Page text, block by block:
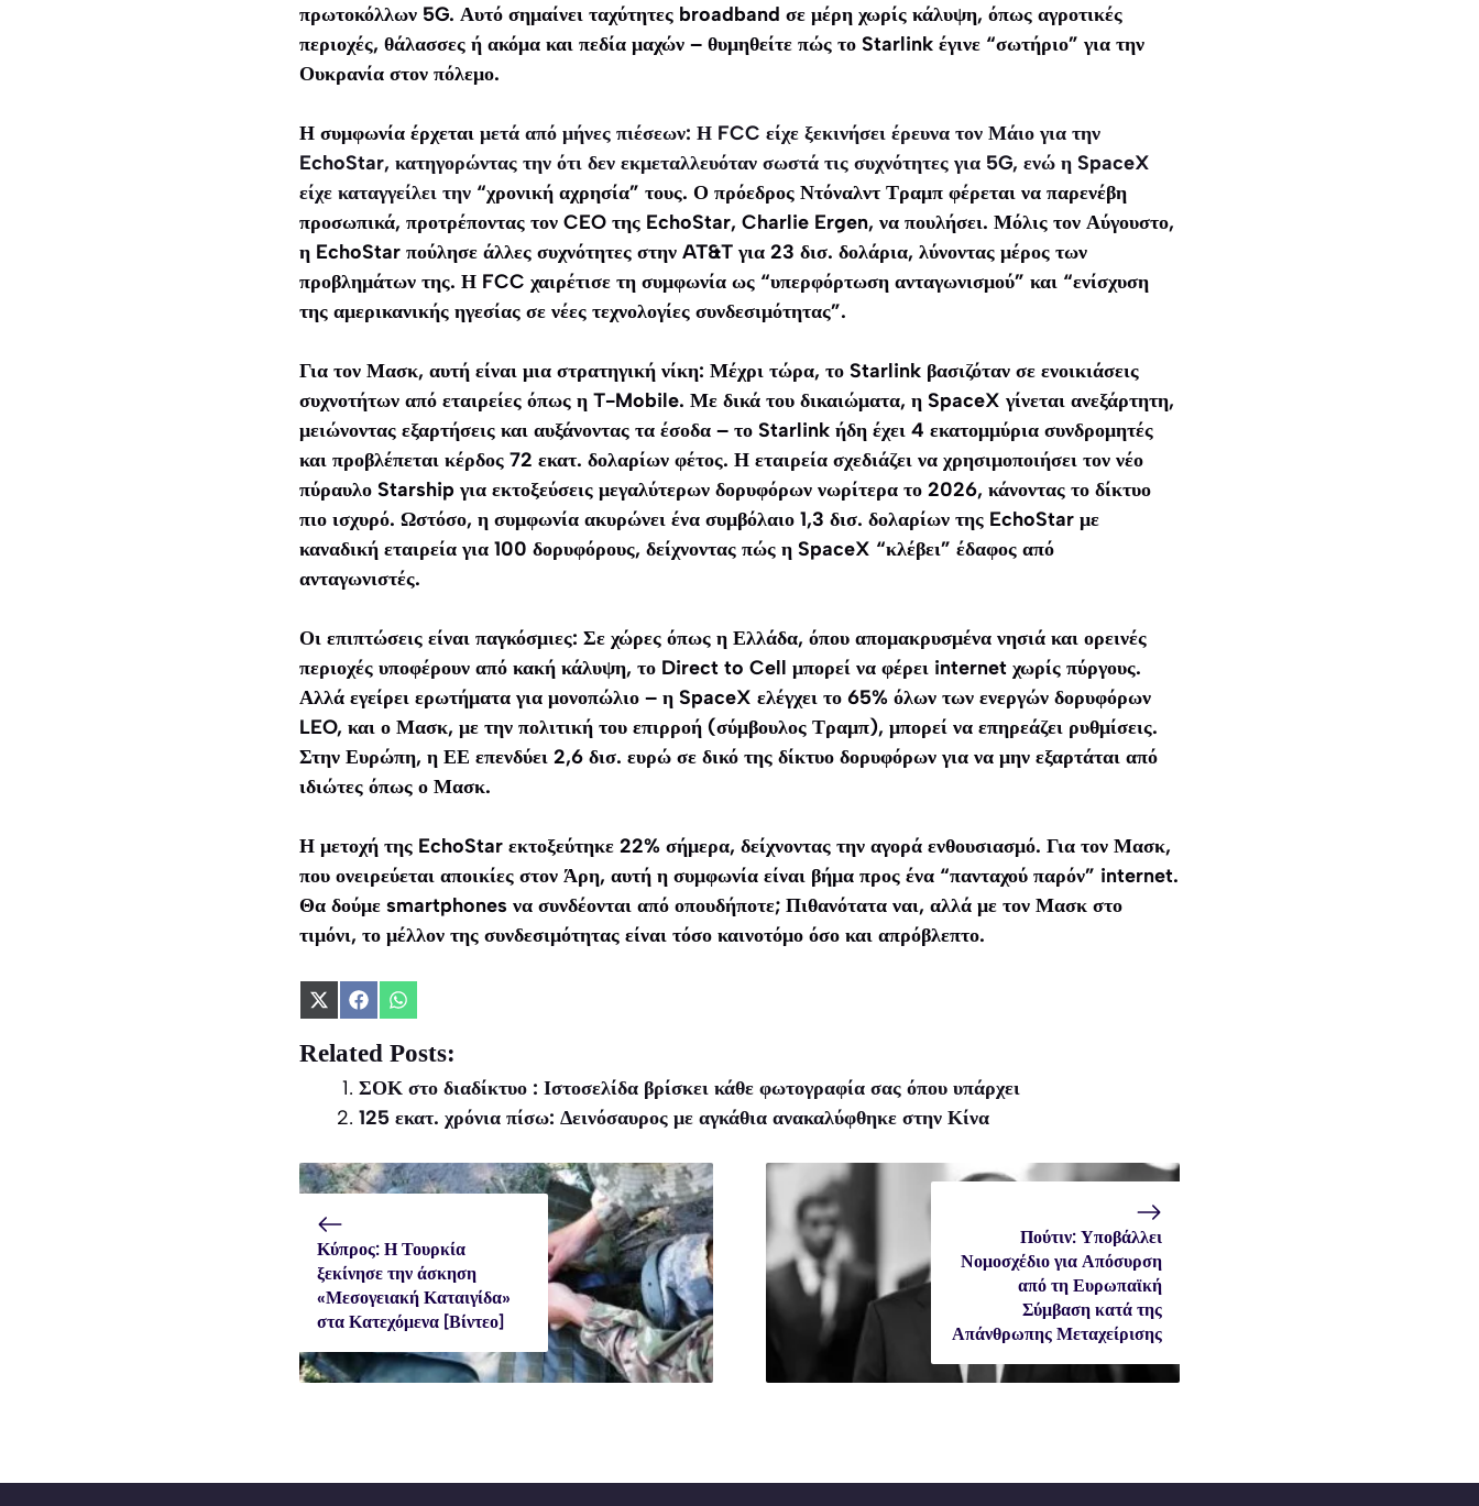
πρωτοκόλλων 5G. Αυτό σημαίνει ταχύτητες broadband σε μέρη χωρίς κάλυψη, όπως αγροτικές
περιοχές, θάλασσες ή ακόμα και πεδία μαχών – θυμηθείτε πώς το Starlink έγινε “σωτήριο” για την
Ουκρανία στον πόλεμο.
Η συμφωνία έρχεται μετά από μήνες πιέσεων: Η FCC είχε ξεκινήσει έρευνα τον Μάιο για την
EchoStar, κατηγορώντας την ότι δεν εκμεταλλευόταν σωστά τις συχνότητες για 5G, ενώ η SpaceX
είχε καταγγείλει την “χρονική αχρησία” τους. Ο πρόεδρος Ντόναλντ Τραμπ φέρεται να παρενέβη
προσωπικά, προτρέποντας τον CEO της EchoStar, Charlie Ergen, να πουλήσει. Μόλις τον Αύγουστο,
η EchoStar πούλησε άλλες συχνότητες στην AT&T για 23 δισ. δολάρια, λύνοντας μέρος των
προβλημάτων της. Η FCC χαιρέτισε τη συμφωνία ως “υπερφόρτωση ανταγωνισμού” και “ενίσχυση
της αμερικανικής ηγεσίας σε νέες τεχνολογίες συνδεσιμότητας”.
Για τον Μασκ, αυτή είναι μια στρατηγική νίκη: Μέχρι τώρα, το Starlink βασιζόταν σε ενοικιάσεις
συχνοτήτων από εταιρείες όπως η T-Mobile. Με δικά του δικαιώματα, η SpaceX γίνεται ανεξάρτητη,
μειώνοντας εξαρτήσεις και αυξάνοντας τα έσοδα – το Starlink ήδη έχει 4 εκατομμύρια συνδρομητές
και προβλέπεται κέρδος 72 εκατ. δολαρίων φέτος. Η εταιρεία σχεδιάζει να χρησιμοποιήσει τον νέο
πύραυλο Starship για εκτοξεύσεις μεγαλύτερων δορυφόρων νωρίτερα το 2026, κάνοντας το δίκτυο
πιο ισχυρό. Ωστόσο, η συμφωνία ακυρώνει ένα συμβόλαιο 1,3 δισ. δολαρίων της EchoStar με
καναδική εταιρεία για 100 δορυφόρους, δείχνοντας πώς η SpaceX “κλέβει” έδαφος από
ανταγωνιστές.
Οι επιπτώσεις είναι παγκόσμιες: Σε χώρες όπως η Ελλάδα, όπου απομακρυσμένα νησιά και ορεινές
περιοχές υποφέρουν από κακή κάλυψη, το Direct to Cell μπορεί να φέρει internet χωρίς πύργους.
Αλλά εγείρει ερωτήματα για μονοπώλιο – η SpaceX ελέγχει το 65% όλων των ενεργών δορυφόρων
LEO, και ο Μασκ, με την πολιτική του επιρροή (σύμβουλος Τραμπ), μπορεί να επηρεάζει ρυθμίσεις.
Στην Ευρώπη, η ΕΕ επενδύει 2,6 δισ. ευρώ σε δικό της δίκτυο δορυφόρων για να μην εξαρτάται από
ιδιώτες όπως ο Μασκ.
Η μετοχή της EchoStar εκτοξεύτηκε 22% σήμερα, δείχνοντας την αγορά ενθουσιασμό. Για τον Μασκ,
που ονειρεύεται αποικίες στον Άρη, αυτή η συμφωνία είναι βήμα προς ένα “πανταχού παρόν” internet.
Θα δούμε smartphones να συνδέονται από οπουδήποτε; Πιθανότατα ναι, αλλά με τον Μασκ στο
τιμόνι, το μέλλον της συνδεσιμότητας είναι τόσο καινοτόμο όσο και απρόβλεπτο.
Share
X
(Twitter)
Share
Facebook
Share
WhatsApp
Related Posts:
ΣΟΚ στο διαδίκτυο : Ιστοσελίδα βρίσκει κάθε φωτογραφία σας όπου υπάρχει
125 εκατ. χρόνια πίσω: Δεινόσαυρος με αγκάθια ανακαλύφθηκε στην Κίνα
Κύπρος: Η Τουρκία
ξεκίνησε την άσκηση
«Μεσογειακή Καταιγίδα»
στα Κατεχόμενα [Βίντεο]
Πούτιν: Υποβάλλει
Νομοσχέδιο για Απόσυρση
από τη Ευρωπαϊκή
Σύμβαση κατά της
Απάνθρωπης Μεταχείρισης